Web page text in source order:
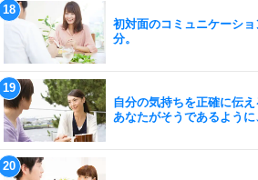
初対面のコミュニケーシ
分。
自分の気持ちを正確に伝え
あなたがそうであるように